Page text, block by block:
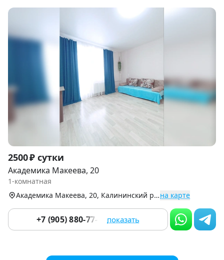
Item
1
of
2500 ₽ сутки
Академика Макеева, 20
1-комнатная
Академика Макеева, 20, Калининский р-н (Тополинка)на карте
+7 (905) 880-77-32 показать